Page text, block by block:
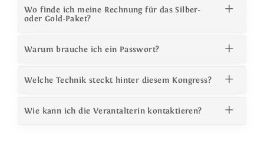
Wo finde ich meine Rechnung für das Silber-
oder Gold-Paket?
Warum brauche ich ein Passwort?
Welche Technik steckt hinter diesem Kongress?
Wie kann ich die Verantalterin kontaktieren?